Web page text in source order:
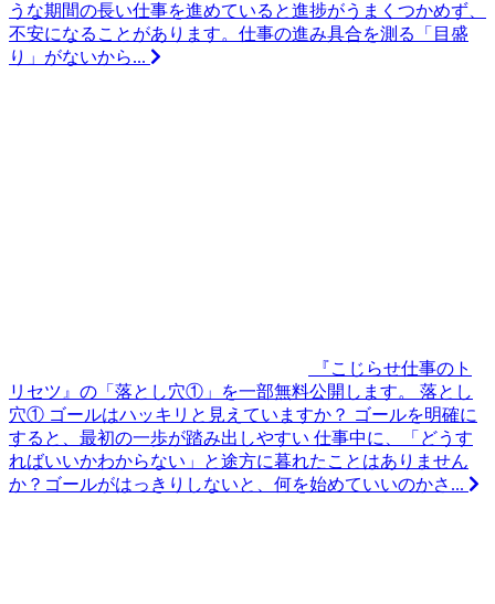
うな期間の長い仕事を進めていると進捗がうまくつかめず、
不安になることがあります。仕事の進み具合を測る「目盛
り」がないから...
『こじらせ仕事のト
リセツ』の「落とし穴①」を一部無料公開します。
落とし
穴① ゴールはハッキリと見えていますか？ ゴールを明確に
すると、最初の一歩が踏み出しやすい 仕事中に、「どうす
ればいいかわからない」と途方に暮れたことはありません
か？ゴールがはっきりしないと、何を始めていいのかさ...